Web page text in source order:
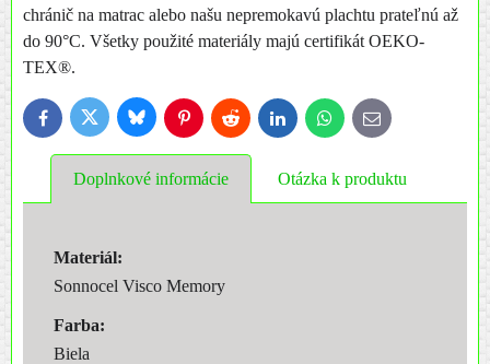
chránič na matrac alebo našu nepremokavú plachtu prateľnú až
do 90°C. Všetky použité materiály majú certifikát OEKO-
TEX®.
FacebookTwitter BlueskyPinterestReddit LinkedInWhatsApp
E-
mail
Doplnkové informácie Otázka k produktu
Materiál:
Sonnocel Visco Memory
Farba:
Biela